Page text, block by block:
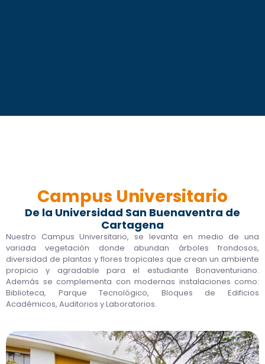
Campus Universitario
De la Universidad San Buenaventra de
Cartagena
Nuestro Campus Universitario, se levanta en medio de una
variada vegetación donde abundan árboles frondosos,
diversidad de plantas y flores tropicales que crean un ambiente
propicio y agradable para el estudiante Bonaventuriano.
Además se complementa con modernas instalaciones como:
Biblioteca, Parque Tecnológico, Bloques de Edificios
Académicos, Auditorios y Laboratorios.